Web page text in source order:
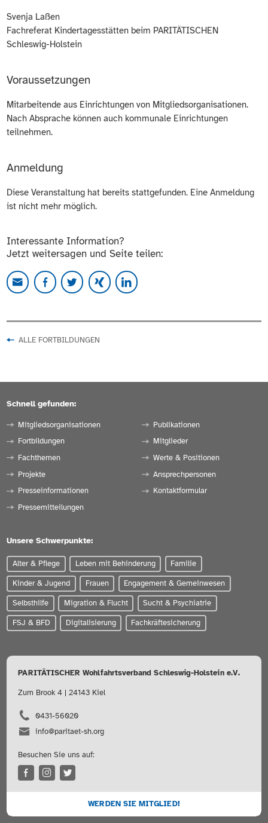
Svenja Laßen
Fachreferat Kindertagesstätten beim PARITÄTISCHEN
Schleswig-Holstein
Voraussetzungen
Mitarbeitende aus Einrichtungen von Mitgliedsorganisationen.
Nach Absprache können auch kommunale Einrichtungen
teilnehmen.
Anmeldung
Diese Veranstaltung hat bereits stattgefunden. Eine Anmeldung
ist nicht mehr möglich.
Interessante Information?
Jetzt weitersagen und Seite teilen:
ALLE FORTBILDUNGEN
Schnell gefunden:
Mitgliedsorganisationen
Fortbildungen
Fachthemen
Projekte
Presseinformationen
Pressemitteilungen
Publikationen
Mitglieder
Werte & Positionen
Ansprechpersonen
Kontaktformular
Unsere Schwerpunkte:
Alter & Pflege Leben mit Behinderung Familie
Kinder & Jugend Frauen Engagement & Gemeinwesen
Selbsthilfe Migration & Flucht Sucht & Psychiatrie
FSJ & BFD Digitalisierung Fachkräftesicherung
PARITÄTISCHER Wohlfahrtsverband Schleswig-Holstein e.V.
Zum Brook 4 | 24143 Kiel
0431-56020
info@paritaet-sh.org
Besuchen Sie uns auf:
WERDEN SIE MITGLIED!